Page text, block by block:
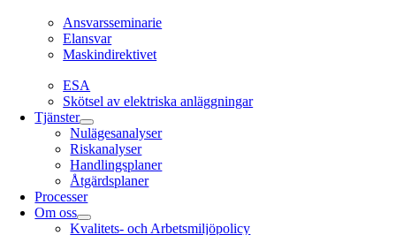
Ansvarsseminarie
Elansvar
Maskindirektivet
ESA
Skötsel av elektriska anläggningar
Tjänster
Nulägesanalyser
Riskanalyser
Handlingsplaner
Åtgärdsplaner
Processer
Om oss
Kvalitets- och Arbetsmiljöpolicy